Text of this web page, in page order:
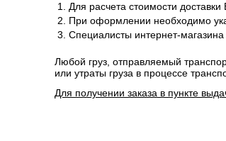
Для расчета стоимости
При оформлении необходимо
Специалисты интернет-
Любой груз, отправляемый
или утраты груза в процессе
Для получении заказа в пункте